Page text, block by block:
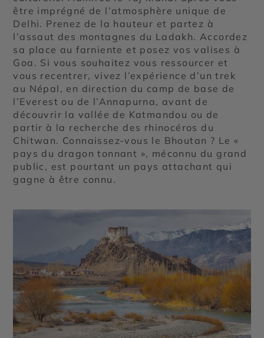
être imprégné de l’atmosphère unique de
Delhi. Prenez de la hauteur et partez à
l’assaut des montagnes du Ladakh. Accordez
sa place au farniente et posez vos valises à
Goa. Si vous souhaitez vous ressourcer et
vous recentrer, vivez l’expérience d’un trek
au Népal, en direction du camp de base de
l’Everest ou de l’Annapurna, avant de
découvrir la vallée de Katmandou ou de
partir à la recherche des rhinocéros du
Chitwan. Connaissez-vous le Bhoutan ? Le «
pays du dragon tonnant », méconnu du grand
public, est pourtant un pays attachant qui
gagne à être connu.